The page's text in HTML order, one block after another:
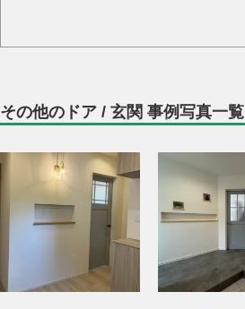
その他のドア / 玄関 事例写真一覧